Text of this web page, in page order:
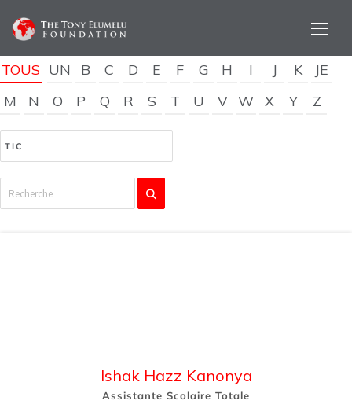
TOUS UN B C D E F G H I J K
JE
M
N O P Q R S T U V W X Y Z
Ishak Hazz Kanonya
Assistante Scolaire Totale